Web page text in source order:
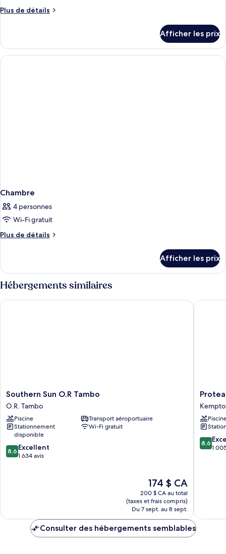
Plus de détails
Plus
Chambre
Afficher les prix
Chambre
4 personnes
Wi-Fi gratuit
Plus de détails
Plus
Chambre
Afficher les prix
Hébergements similaires
Southern
Sun
O.R
Tambo
O.R.
Tambo
Southern Sun O.R Tambo
O.R. Tambo
Piscine
Transport aéroportuaire
Stationnement
disponible
Wi-Fi gratuit
8.6
sur
8,6 Excellent
1 634 avis
Le
prix
est
de
174 $ CA
174 $ CA
200 $ CA au total
(taxes et frais compris)
Du 7 sept. au 8 sept.
Southern Sun O.R Tambo
Protea
Hotel
by
Marriott
O.R.
Tambo
Airport
8.6
sur
8,6
1
Protea
Consulter des hébergements semblables